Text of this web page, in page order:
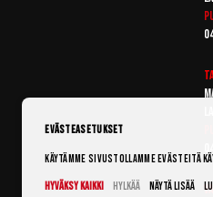
Evästeasetukset
Käytämme sivustollamme evästeitä
Hyväksy kaikki
Hylkää Näytä lisää